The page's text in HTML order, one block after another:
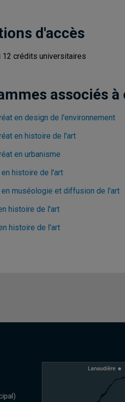
d'accès
12 crédits universitaires
associés à
en design de l'environnement
en histoire de l'art
en urbanisme
histoire de l'art
muséologie et diffusion de l'art
histoire de l'art
histoire de l'art